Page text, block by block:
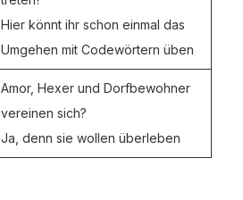
Hier könnt ihr schon einmal das
Umgehen mit Codewörtern üben
Amor, Hexer und Dorfbewohner
vereinen sich?
Ja, denn sie wollen überleben